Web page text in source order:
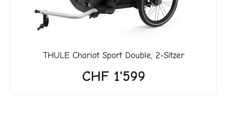
THULEChariot Sport Double, 2-Sitzer
CHF1'599